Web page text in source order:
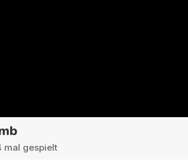
mal gespielt